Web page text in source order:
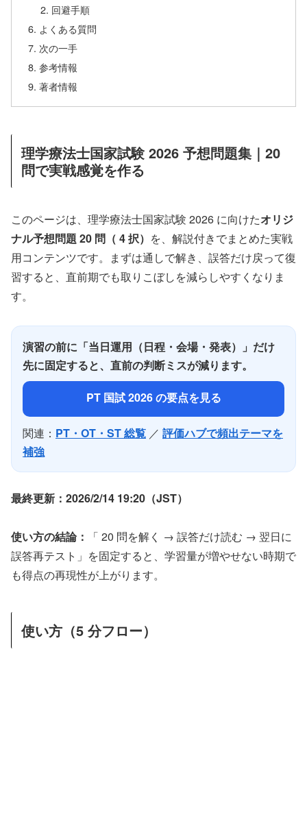
回避手順
よくある質問
次の一手
参考情報
著者情報
理学療法士国家試験 2026 予想問題集｜20
問で実戦感覚を作る
このページは、理学療法士国家試験 2026 に向けたオリジ
ナル予想問題 20 問（ 4 択） を、解説付きでまとめた実戦
用コンテンツです。まずは通しで解き、誤答だけ戻って復
習すると、直前期でも取りこぼしを減らしやすくなりま
す。
演習の前に「当日運用（日程・会場・発表）」だけ
先に固定すると、直前の判断ミスが減ります。
PT 国試 2026 の要点を見る
関連： PT・OT・ST 総覧 ／ 評価ハブで頻出テーマを
補強
最終更新：2026/2/14 19:20（JST）
使い方の結論：
「 20 問を解く → 誤答だけ読む → 翌日に
誤答再テスト」を固定すると、学習量が増やせない時期で
も得点の再現性が上がります。
使い方（5 分フロー）